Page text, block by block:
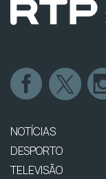
NOTÍCIAS
DESPORTO
TELEVISÃO